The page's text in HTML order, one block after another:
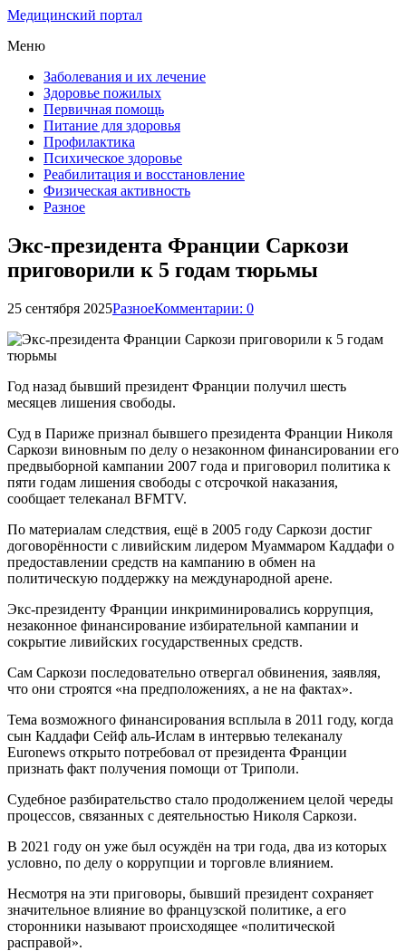
Медицинский портал
Меню
Заболевания и их лечение
Здоровье пожилых
Первичная помощь
Питание для здоровья
Профилактика
Психическое здоровье
Реабилитация и восстановление
Физическая активность
Разное
Экс-президента Франции Саркози
приговорили к 5 годам тюрьмы
25 сентября 2025РазноеКомментарии: 0
Год назад бывший президент Франции получил шесть
месяцев лишения свободы.
Суд в Париже признал бывшего президента Франции Николя
Саркози виновным по делу о незаконном финансировании его
предвыборной кампании 2007 года и приговорил политика к
пяти годам лишения свободы с отсрочкой наказания,
сообщает телеканал BFMTV.
По материалам следствия, ещё в 2005 году Саркози достиг
договорённости с ливийским лидером Муаммаром Каддафи о
предоставлении средств на кампанию в обмен на
политическую поддержку на международной арене.
Экс-президенту Франции инкриминировались коррупция,
незаконное финансирование избирательной кампании и
сокрытие ливийских государственных средств.
Сам Саркози последовательно отвергал обвинения, заявляя,
что они строятся «на предположениях, а не на фактах».
Тема возможного финансирования всплыла в 2011 году, когда
сын Каддафи Сейф аль-Ислам в интервью телеканалу
Euronews открыто потребовал от президента Франции
признать факт получения помощи от Триполи.
Судебное разбирательство стало продолжением целой череды
процессов, связанных с деятельностью Николя Саркози.
В 2021 году он уже был осуждён на три года, два из которых
условно, по делу о коррупции и торговле влиянием.
Несмотря на эти приговоры, бывший президент сохраняет
значительное влияние во французской политике, а его
сторонники называют происходящее «политической
расправой».